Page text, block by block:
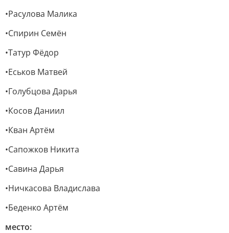
•Расулова Малика
•Спирин Семён
•Татур Фёдор
•Еськов Матвей
•Голубцова Дарья
•Косов Даниил
•Кван Артём
•Сапожков Никита
•Савина Дарья
•Ничкасова Владислава
•Беденко Артём
место: